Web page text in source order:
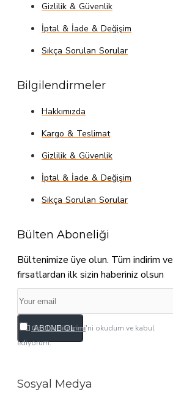
Gizlilik & Güvenlik
İptal & İade & Değişim
Sıkça Sorulan Sorular
Bilgilendirmeler
Hakkımızda
Kargo & Teslimat
Gizlilik & Güvenlik
İptal & İade & Değişim
Sıkça Sorulan Sorular
Bülten Aboneliği
Bültenimize üye olun. Tüm indirim ve
fırsatlardan ilk sizin haberiniz olsun
ABONE OL
Gizlilik Bildirimi'ni okudum ve kabul
ediyorum.
Sosyal Medya